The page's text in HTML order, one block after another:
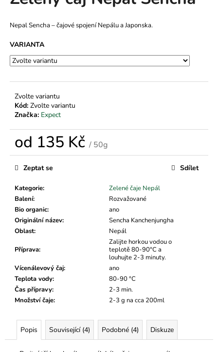
5
Nepal Sencha –čajové spojení Nepálu a Japonska.
VARIANTA
Zvolte variantu
Kód: Zvolte variantu
Značka: Expect
od 135 Kč / 50g
Měrná
cena:
Kategorie:
Zelené čaje Nepál
Balení:
Rozvažované
Bio organic:
ano
Originální název:
Sencha Kanchenjungha
Oblast: Nepál
Příprava:
Zalijte horkou vodou o
teplotě 80-90°C a
louhujte 2-3 minuty.
Vícenálevový čaj:
ano
Teplota vody:
80-90 °C
Čas přípravy:
2-3 min.
Množství čaje: 2-3 g na cca 200ml
Zeptat se Sdílet
Popis Související (4) Podobné (4) Diskuze
j
í
t
?
D
o
o
u
u
m
e